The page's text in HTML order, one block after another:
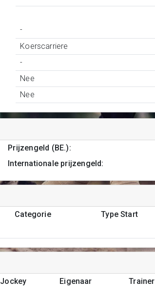
-
Koerscarriere
-
Nee
Nee
Prijzengeld (BE.):
Internationale prijzengeld:
Categorie
Type Start
Jockey Eigenaar
Trainer